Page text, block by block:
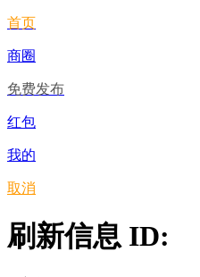
首页
商圈
免费发布
红包
我的
取消
刷新信息 ID: